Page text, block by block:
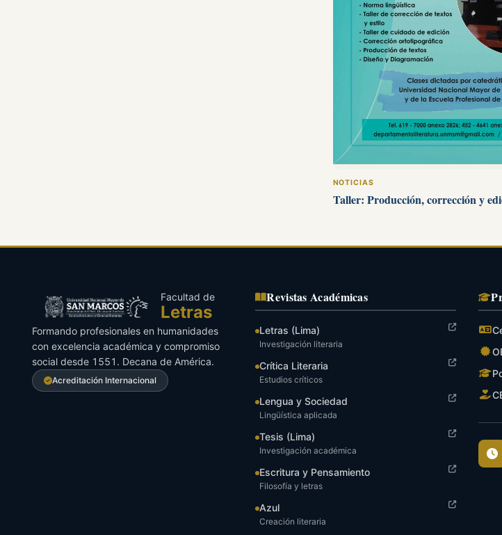
NOTICIAS
Taller: Producción, corrección y
Facultad de
Letras
Formando profesionales en humanidades
con excelencia académica y compromiso
social desde 1551. Decana de América.
Acreditación Internacional
Revistas Académicas
Letras (Lima)
Investigación literaria
Crítica Literaria
Estudios críticos
Lengua y Sociedad
Lingüística aplicada
Tesis (Lima)
Investigación académica
Escritura y Pensamiento
Filosofía y letras
Azul
Creación literaria